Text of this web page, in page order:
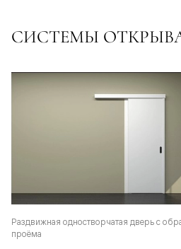
СИСТЕМЫ
Раздвижная одностворчатая дверь с
проёма